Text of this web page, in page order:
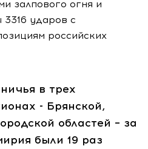
залпового огня и
ударов с
российских
в трех
- Брянской,
областей – за
были 19 раз